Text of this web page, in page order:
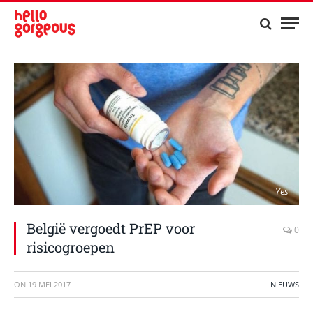
Yes
België vergoedt PrEP voor
risicogroepen
0
ON 19 MEI 2017 NIEUWS